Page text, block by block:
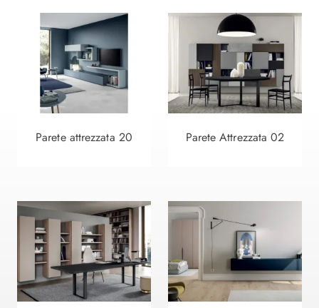
Parete attrezzata 20 Parete Attrezzata 02